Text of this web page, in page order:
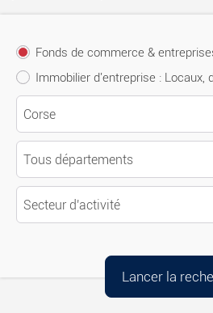
Fonds de commerce &
Immobilier d'entreprise : Locaux,